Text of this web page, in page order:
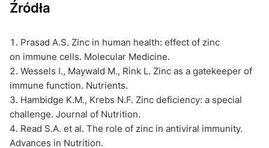
Źródła
Prasad A.S. Zinc in human health: effect of zinc
on immune cells. Molecular Medicine.
Wessels I., Maywald M., Rink L. Zinc as a gatekeeper of
immune function. Nutrients.
Hambidge K.M., Krebs N.F. Zinc deficiency: a special
challenge. Journal of Nutrition.
Read S.A. et al. The role of zinc in antiviral immunity.
Advances in Nutrition.